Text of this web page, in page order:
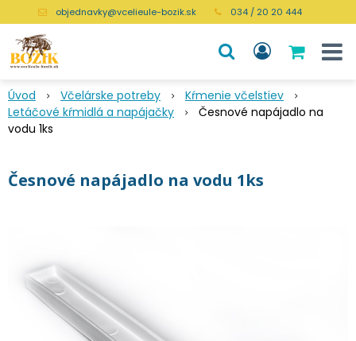
objednavky@vcelieule-bozik.sk 034 / 20 20 444
Úvod Včelárske potreby
Kŕmenie včelstiev
Letáčové kŕmidlá a napájačky
Česnové napájadlo na
vodu 1ks
Česnové napájadlo na vodu 1ks